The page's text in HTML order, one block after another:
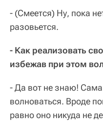
- (Смеется) Ну, пока
разовьется.
- Как реализовать
избежав при этом
- Да вот не знаю!
волноваться. Вроде
равно оно никуда не